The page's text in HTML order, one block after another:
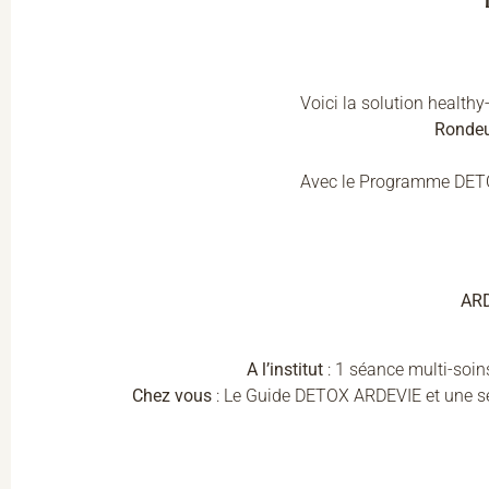
Voici la solution
Avec le Programme
A l’institut : 1 séance multi-
Chez vous : Le Guide DETOX ARDEVIE et